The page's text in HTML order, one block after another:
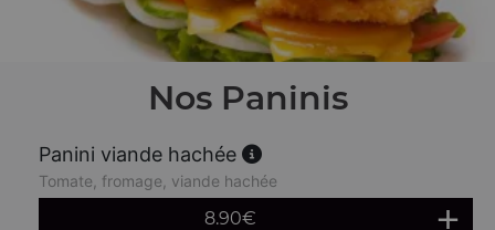
Nos Paninis
Panini viande hachée
Tomate, fromage, viande hachée
8.90€